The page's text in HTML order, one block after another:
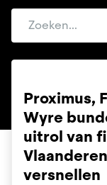
Proximus,
Wyre
uitrol van
versnellen